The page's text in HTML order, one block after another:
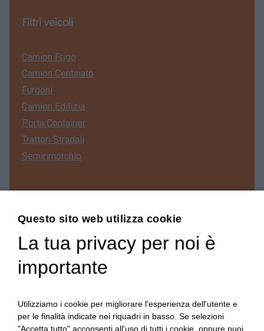
Filtri veicoli
Camion Frigo
Camion Centinato
Furgoni
Camion Edilizia
Porta Container
Trattori Stradali
Semirimorchio
Menu
USATO
Chi siamo
News
Contatti
Questo sito web utilizza cookie
La tua privacy per noi è
importante
Utilizziamo i cookie per migliorare l'esperienza dell'utente e
per le finalità indicate nei riquadri in basso. Se selezioni
"Accetta tutto" acconsenti all'uso di tutti i cookie, oppure puoi